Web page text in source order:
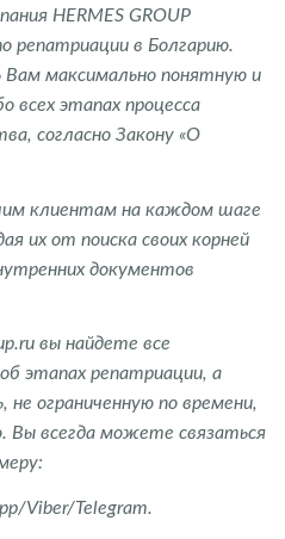
HERMES GROUP
репатриации в Болгарию.
максимально понятную и
всех этапах процесса
согласно Закону «О
клиентам на каждом шаге
их от поиска своих корней
документов
вы найдете все
этапах репатриации, а
ограниченную по времени,
Вы всегда можете связаться
Viber/Telegram.